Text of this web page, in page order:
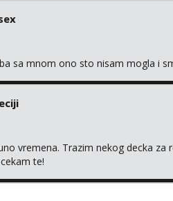
sa mnom ono sto nisam mogla i
vremena. Trazim nekog decka za
te!